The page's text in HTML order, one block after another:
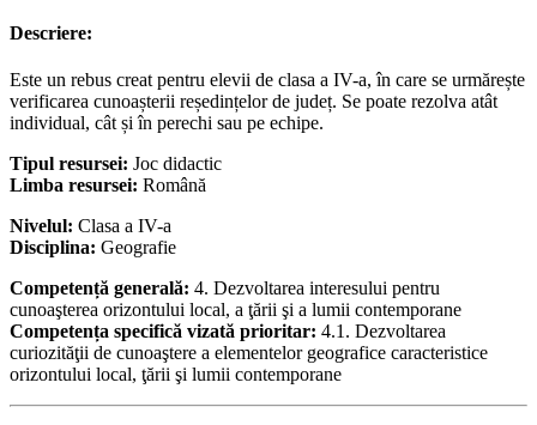
Descriere:
Este un rebus creat pentru elevii de clasa a IV-a, în care se urmărește
verificarea cunoașterii reședințelor de județ. Se poate rezolva atât
individual, cât și în perechi sau pe echipe.
Tipul resursei: Joc didactic
Limba resursei: Română
Nivelul: Clasa a IV-a
Disciplina: Geografie
Competență generală: 4. Dezvoltarea interesului pentru
cunoaşterea orizontului local, a ţării şi a lumii contemporane
Competența specifică vizată prioritar: 4.1. Dezvoltarea
curiozităţii de cunoaştere a elementelor geografice caracteristice
orizontului local, ţării şi lumii contemporane